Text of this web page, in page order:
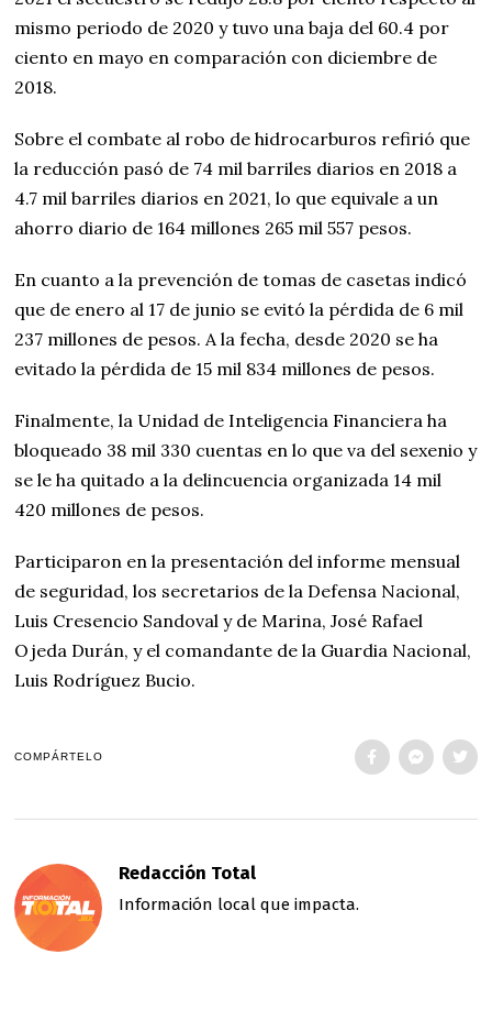
mismo periodo de 2020 y tuvo una baja del 60.4 por
ciento en mayo en comparación con diciembre de
2018.
Sobre el combate al robo de hidrocarburos refirió que
la reducción pasó de 74 mil barriles diarios en 2018 a
4.7 mil barriles diarios en 2021, lo que equivale a un
ahorro diario de 164 millones 265 mil 557 pesos.
En cuanto a la prevención de tomas de casetas indicó
que de enero al 17 de junio se evitó la pérdida de 6 mil
237 millones de pesos. A la fecha, desde 2020 se ha
evitado la pérdida de 15 mil 834 millones de pesos.
Finalmente, la Unidad de Inteligencia Financiera ha
bloqueado 38 mil 330 cuentas en lo que va del sexenio y
se le ha quitado a la delincuencia organizada 14 mil
420 millones de pesos.
Participaron en la presentación del informe mensual
de seguridad, los secretarios de la Defensa Nacional,
Luis Cresencio Sandoval y de Marina, José Rafael
Ojeda Durán, y el comandante de la Guardia Nacional,
Luis Rodríguez Bucio.
COMPÁRTELO
Redacción Total
Información local que impacta.